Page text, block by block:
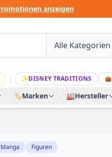
anzeigen
| ✨DISNEY TRADITIONS 👜
🏷️Marken 🏭Hersteller
Manga Figuren